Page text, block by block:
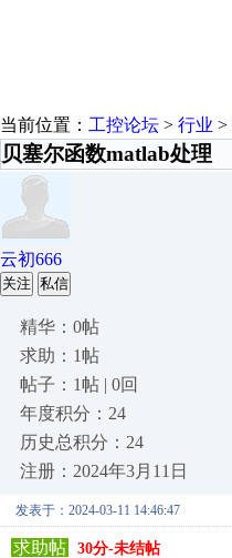
当前位置： 工控论坛 > 行业 >
贝塞尔函数matlab处理
云初666
关注 私信
精华：0帖
求助：1帖
帖子：1帖 | 0回
年度积分：24
历史总积分：24
注册：2024年3月11日
发表于：2024-03-11 14:46:47
求助帖 30分-未结帖